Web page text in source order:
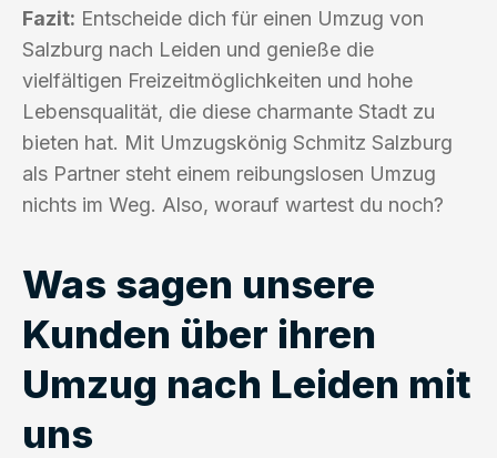
Fazit: Entscheide dich für einen Umzug von
Salzburg nach Leiden und genieße die
vielfältigen Freizeitmöglichkeiten und hohe
Lebensqualität, die diese charmante Stadt zu
bieten hat. Mit Umzugskönig Schmitz Salzburg
als Partner steht einem reibungslosen Umzug
nichts im Weg. Also, worauf wartest du noch?
Was sagen unsere
Kunden über ihren
Umzug nach Leiden mit
uns